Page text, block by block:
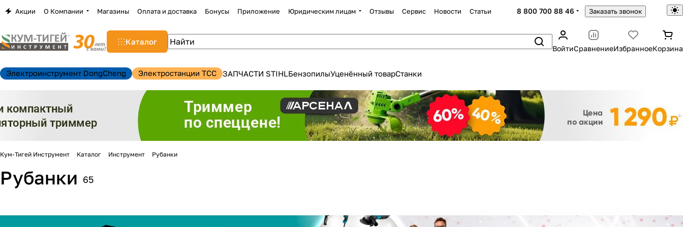
Акции О Компании Магазины Оплата и доставка Бонусы Приложение Юридическим лицам Отзывы Сервис Новости Статьи 8 800 700 88 46 Заказать звонок
Каталог
ВойтиСравнениеИзбранноеКорзина
Электроинструмент DongCheng Электростанции TCC ЗАПЧАСТИ STIHLБензопилыУценённый товарСтанки
Кум-Тигей Инструмент Каталог Инструмент Рубанки
Рубанки 65
на частибез переплат